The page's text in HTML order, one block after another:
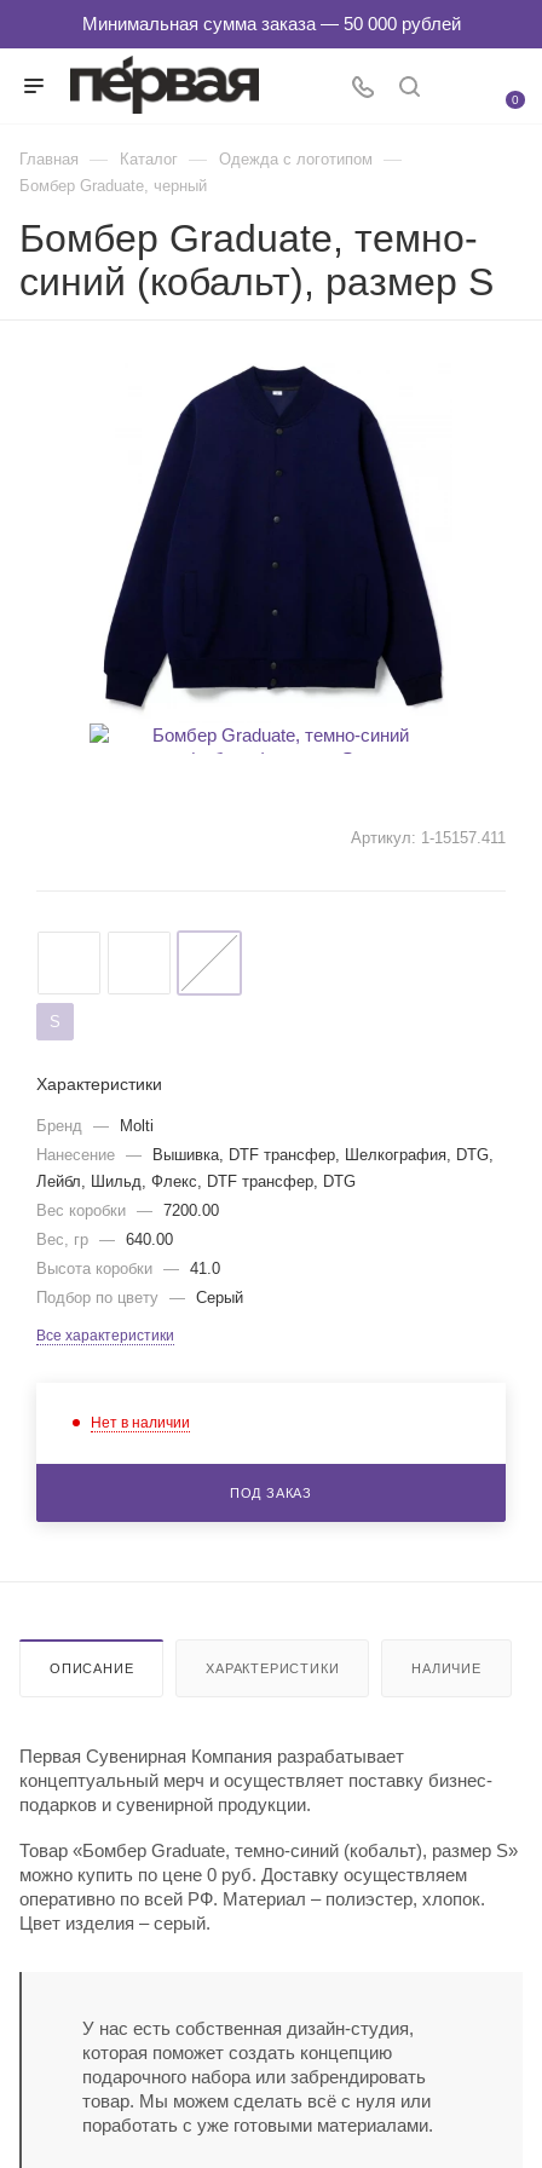
0
Главная — Каталог — Одежда с логотипом —
Бомбер Graduate, черный
Бомбер Graduate, темно-
синий (кобальт), размер S
Артикул: 1-15157.411
S
Характеристики
Бренд —
Molti
Нанесение —
Вышивка, DTF трансфер, Шелкография, DTG,
Лейбл, Шильд, Флекс, DTF трансфер, DTG
Вес коробки — 7200.00
Вес, гр — 640.00
Высота коробки — 41.0
Подбор по цвету — Серый
Все характеристики
Нет в наличии
ПОД ЗАКАЗ
ОПИСАНИЕ ХАРАКТЕРИСТИКИ НАЛИЧИЕ
Первая Сувенирная Компания разрабатывает
концептуальный мерч и осуществляет поставку бизнес-
подарков и сувенирной продукции.
Товар «Бомбер Graduate, темно-синий (кобальт), размер S»
можно купить по цене 0 руб. Доставку осуществляем
оперативно по всей РФ. Материал – полиэстер, хлопок.
Цвет изделия – серый.
У нас есть собственная дизайн-студия,
которая поможет создать концепцию
подарочного набора или забрендировать
товар. Мы можем сделать всё с нуля или
поработать с уже готовыми материалами.